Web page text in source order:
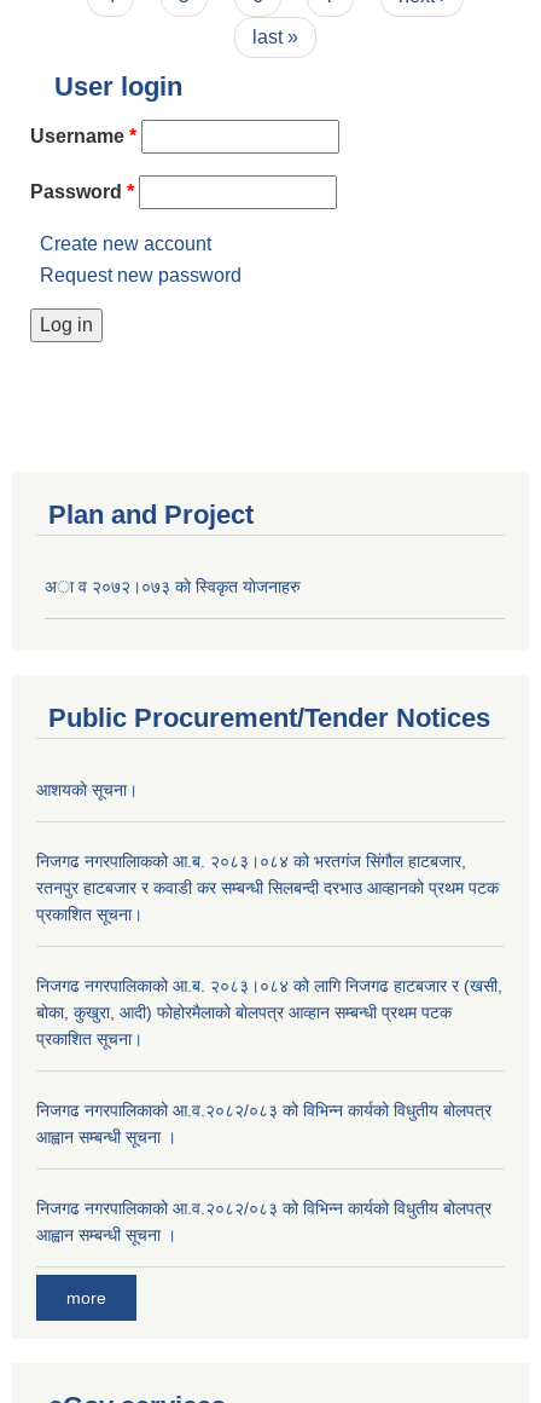
last »
User login
Username *
Password *
Create new account
Request new password
Plan and Project
अा व २०७२।०७३ काे स्विकृत याेजनाहरु
Public Procurement/Tender Notices
आशयको सूचना।
निजगढ नगरपालिाकको आ.ब. २०८३।०८४ को भरतगंज सिंगौल हाटबजार,
रतनपुर हाटबजार र कवाडी कर सम्बन्धी सिलबन्दी दरभाउ आव्हानको प्रथम पटक
प्रकाशित सूचना।
निजगढ नगरपालिकाको आ.ब. २०८३।०८४ को लागि निजगढ हाटबजार र (खसी,
बोका, कुखुरा, आदी) फोहोरमैलाको बोलपत्र आव्हान सम्बन्धी प्रथम पटक
प्रकाशित सूचना।
निजगढ नगरपालिकाको आ.व.२०८२/०८३ को विभिन्न कार्यको विधुतीय बोलपत्र
आह्वान सम्बन्धी सूचना ।
निजगढ नगरपालिकाको आ.व.२०८२/०८३ को विभिन्न कार्यको विधुतीय बोलपत्र
आह्वान सम्बन्धी सूचना ।
more